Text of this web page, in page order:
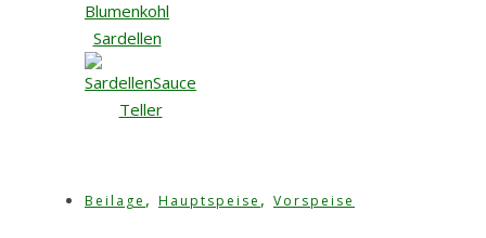
Beilage , Hauptspeise , Vorspeise